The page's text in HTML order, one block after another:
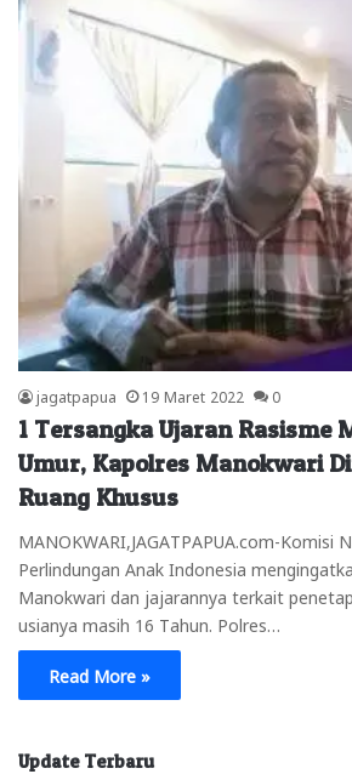
jagatpapua 19 Maret 2022 0
1 Tersangka Ujaran Rasisme
Umur, Kapolres Manokwari
Ruang Khusus
MANOKWARI,JAGATPAPUA.com-Komisi
Perlindungan Anak Indonesia
Manokwari dan jajarannya terkait
usianya masih 16 Tahun. Polres…
Read More »
Update Terbaru